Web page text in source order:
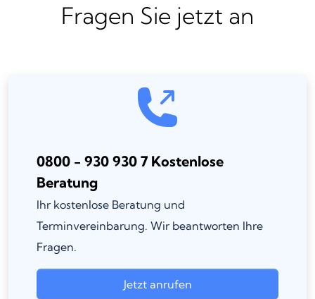
Fragen Sie jetzt an
0800 - 930 930 7 Kostenlose
Beratung
Ihr kostenlose Beratung und
Terminvereinbarung. Wir beantworten Ihre
Fragen.
Jetzt anrufen